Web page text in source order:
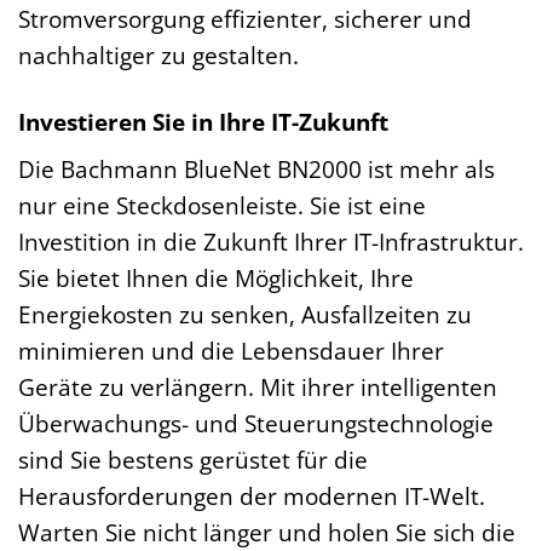
Stromversorgung effizienter, sicherer und
nachhaltiger zu gestalten.
Investieren Sie in Ihre IT-Zukunft
Die Bachmann BlueNet BN2000 ist mehr als
nur eine Steckdosenleiste. Sie ist eine
Investition in die Zukunft Ihrer IT-Infrastruktur.
Sie bietet Ihnen die Möglichkeit, Ihre
Energiekosten zu senken, Ausfallzeiten zu
minimieren und die Lebensdauer Ihrer
Geräte zu verlängern. Mit ihrer intelligenten
Überwachungs- und Steuerungstechnologie
sind Sie bestens gerüstet für die
Herausforderungen der modernen IT-Welt.
Warten Sie nicht länger und holen Sie sich die